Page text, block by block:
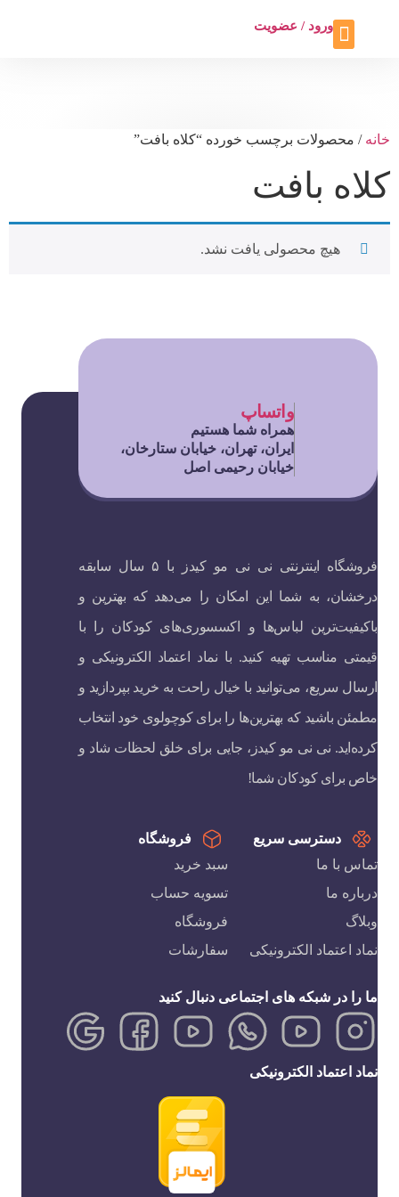
ورود / عضویت
خانه / محصولات برچسب خورده “کلاه بافت”
کلاه بافت
هیچ محصولی یافت نشد.
ایران، تهران، خیابان ستارخان،
خیابان رحیمی اصل
واتساپ
همراه شما هستیم
فروشگاه اینترنتی نی نی مو کیدز با ۵ سال سابقه
درخشان، به شما این امکان را می‌دهد که بهترین و
باکیفیت‌ترین لباس‌ها و اکسسوری‌های کودکان را با
قیمتی مناسب تهیه کنید. با نماد اعتماد الکترونیکی و
ارسال سریع، می‌توانید با خیال راحت به خرید بپردازید و
مطمئن باشید که بهترین‌ها را برای کوچولوی خود انتخاب
کرده‌اید. نی نی مو کیدز، جایی برای خلق لحظات شاد و
خاص برای کودکان شما!
دسترسی سریع
تماس با ما
درباره ما
وبلاگ
نماد اعتماد الکترونیکی
فروشگاه
سبد خرید
تسویه حساب
فروشگاه
سفارشات
ما را در شبکه های اجتماعی دنبال کنید
نماد اعتماد الکترونیکی